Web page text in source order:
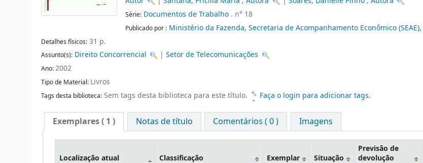
Série: Documentos de Trabalho . n° 18
Publicado por : Ministério da Fazenda, Secretaria de Acompanhamento Econômico (SEAE),
Detalhes físicos: 31 p.
Assunto(s): Direito Concorrencial |Setor de Telecomunicações
Ano:2002
Tipo de Material: Livros
Tags desta biblioteca: Sem tags desta biblioteca para este título. Faça o login para adicionar tags.
Exemplares( 1 ) Notas de título Comentários ( 0 ) Imagens
Localização atual Classificação Exemplar Situação
Previsão de
devolução